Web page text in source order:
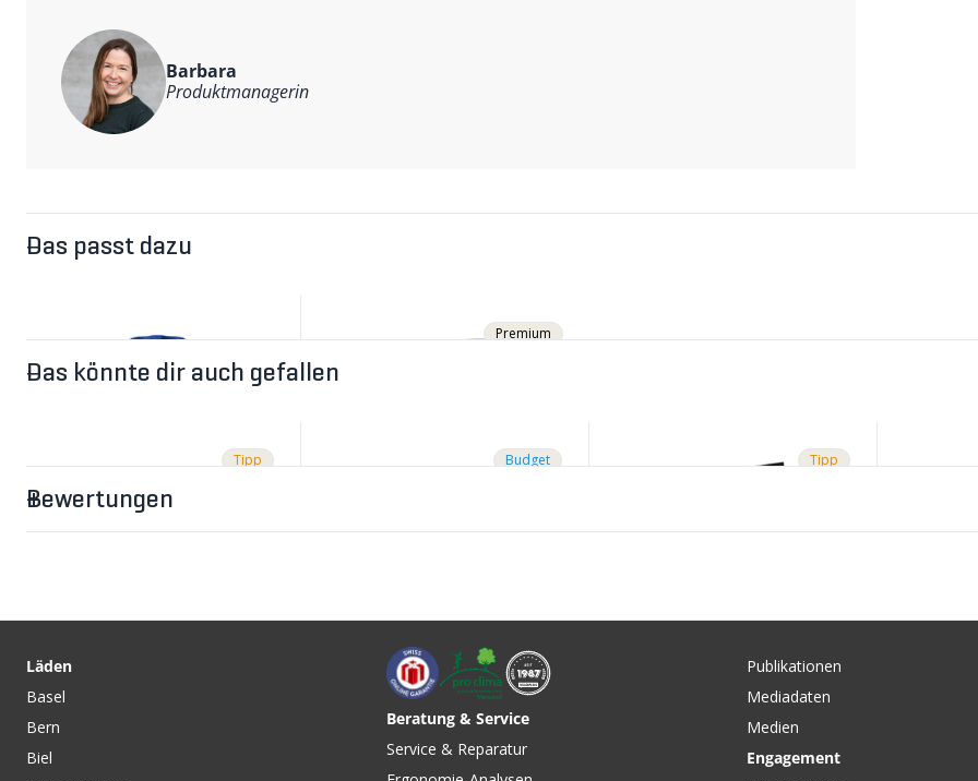
Barbara
Produktmanagerin
Das passt dazu
Sporttextilien / 300ML von
Premium
Thermoüberschuhe Black
von LÖFFLER
Das könnte dir auch gefallen
Tipp
CHF 29.90
M GWS Face Warmer /
Budget
CHF 24.90
BIKE Unisex-Facemask Black
Tipp
VERTEX KNEE WARMER
Bewertungen
Läden
Basel
Bern
Biel
Beratung & Service
Service & Reparatur
Publikationen
Mediadaten
Medien
Engagement